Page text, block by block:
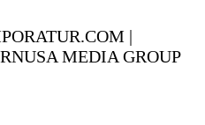
|
MEDIA GROUP